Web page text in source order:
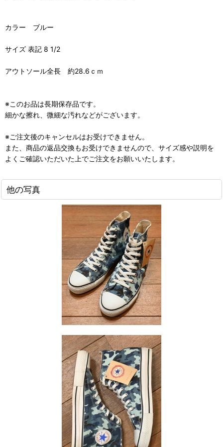
カラー ブルー
サイズ 表記 8 1/2
アウトソール全長 約28.6ｃｍ
※このお品は長期保存品です。
細かな擦れ、微細な汚れなどがございます。
※ご注文後のキャンセルはお受けできません。
また、商品の返品交換もお受けできませんので、サイズ感や説明を
よくご確認いただいた上でご注文をお願いいたします。
他の写真